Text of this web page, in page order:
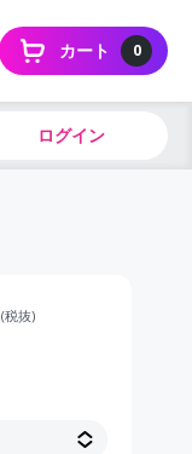
0
カート
ログイン
(税抜)